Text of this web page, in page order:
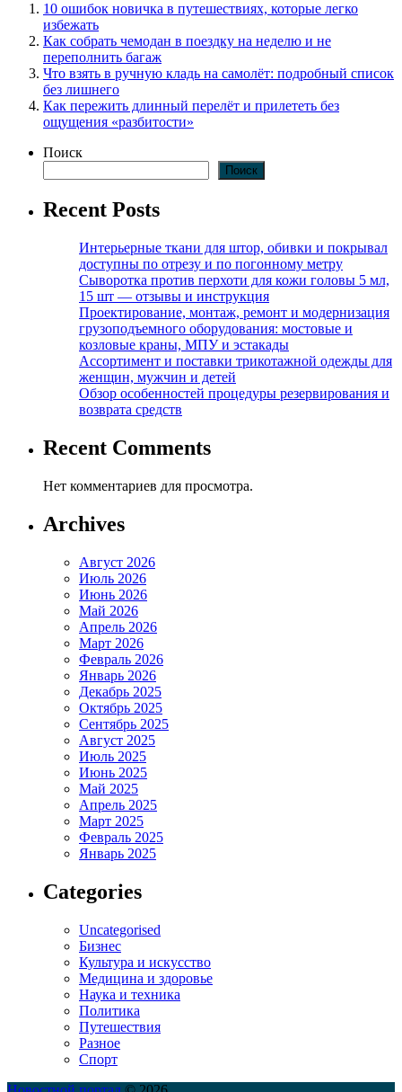
10 ошибок новичка в путешествиях, которые легко
избежать
Как собрать чемодан в поездку на неделю и не
переполнить багаж
Что взять в ручную кладь на самолёт: подробный список
без лишнего
Как пережить длинный перелёт и прилететь без
ощущения «разбитости»
Поиск
Поиск
Recent Posts
Интерьерные ткани для штор, обивки и покрывал
доступны по отрезу и по погонному метру
Сыворотка против перхоти для кожи головы 5 мл,
15 шт — отзывы и инструкция
Проектирование, монтаж, ремонт и модернизация
грузоподъемного оборудования: мостовые и
козловые краны, МПУ и эстакады
Ассортимент и поставки трикотажной одежды для
женщин, мужчин и детей
Обзор особенностей процедуры резервирования и
возврата средств
Recent Comments
Нет комментариев для просмотра.
Archives
Август 2026
Июль 2026
Июнь 2026
Май 2026
Апрель 2026
Март 2026
Февраль 2026
Январь 2026
Декабрь 2025
Октябрь 2025
Сентябрь 2025
Август 2025
Июль 2025
Июнь 2025
Май 2025
Апрель 2025
Март 2025
Февраль 2025
Январь 2025
Categories
Uncategorised
Бизнес
Культура и искусство
Медицина и здоровье
Наука и техника
Политика
Путешествия
Разное
Спорт